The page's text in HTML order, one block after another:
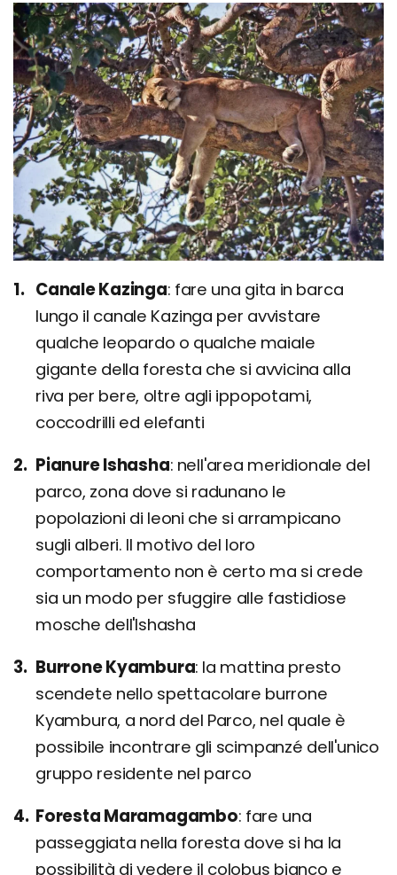
Canale Kazinga fare una gita in barca
lungo il canale Kazinga per avvistare
qualche leopardo o qualche maiale
gigante della foresta che si avvicina alla
riva per bere, oltre agli ippopotami,
coccodrilli ed elefanti
Pianure Ishasha nell'area meridionale del
parco, zona dove si radunano le
popolazioni di leoni che si arrampicano
sugli alberi. Il motivo del loro
comportamento non è certo ma si crede
sia un modo per sfuggire alle fastidiose
mosche dell'Ishasha
Burrone Kyambura la mattina presto
scendete nello spettacolare burrone
Kyambura, a nord del Parco, nel quale è
possibile incontrare gli scimpanzé dell'unico
gruppo residente nel parco
Foresta Maramagambo fare una
passeggiata nella foresta dove si ha la
possibilità di vedere il colobus bianco e